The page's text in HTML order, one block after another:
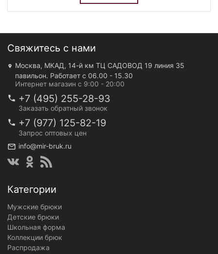
Свяжитесь с нами
Москва, МКАД, 14-й км ТЦ САДОВОД 19 линия 35
павильон. Работает с 06.00 - 15.30
Интернет магазин с 9:00 - 20:00
+7 (495) 255-28-93
Заказать обратный звонок
+7 (977) 125-82-19
Запрос оптовых цен
info@mir-bruk.ru
Категории
Мужские брюки
Детские брюки
Школьная форма
Коллекции брюк
Распродажа